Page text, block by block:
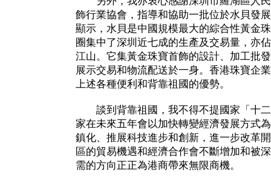
飾行業協會，指導和協助一批位於水貝發
顯示，水貝是中國規模最大的綜合性黃金
圈集中了深圳近七成的生產及交易量，亦
江山。它集黃金珠寶首飾的設計、加工批
展示交易和物流配送於一身。香港珠寶企
上述各種便利和背靠祖國的優勢。
談到背靠祖國，我不得不提國家「十二
家在未來五年會以加快轉變經濟發展方式
鎮化、推展科技進步和創新，進一步改革
區的貿易機遇和經濟合作會不斷增加和被
需的方向正正為港商帶來無限商機。